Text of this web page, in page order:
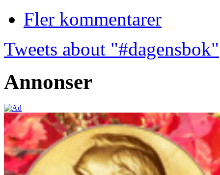
Fler kommentarer
Tweets about "#dagensbok"
Annonser